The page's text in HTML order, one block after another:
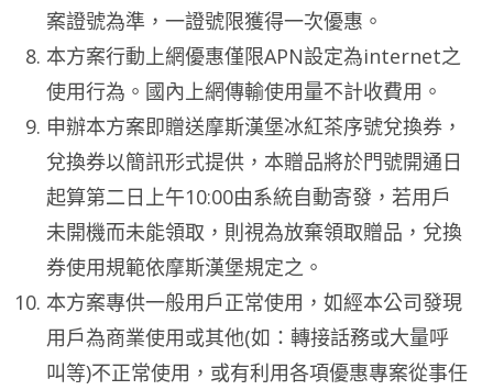
案證號為準，一證號限獲得一次優惠。
本方案行動上網優惠僅限APN設定為internet之
使用行為。國內上網傳輸使用量不計收費用。
申辦本方案即贈送摩斯漢堡冰紅茶序號兌換券，
兌換券以簡訊形式提供，本贈品將於門號開通日
起算第二日上午10:00由系統自動寄發，若用戶
未開機而未能領取，則視為放棄領取贈品，兌換
券使用規範依摩斯漢堡規定之。
本方案專供一般用戶正常使用，如經本公司發現
用戶為商業使用或其他(如：轉接話務或大量呼
叫等)不正常使用，或有利用各項優惠專案從事任